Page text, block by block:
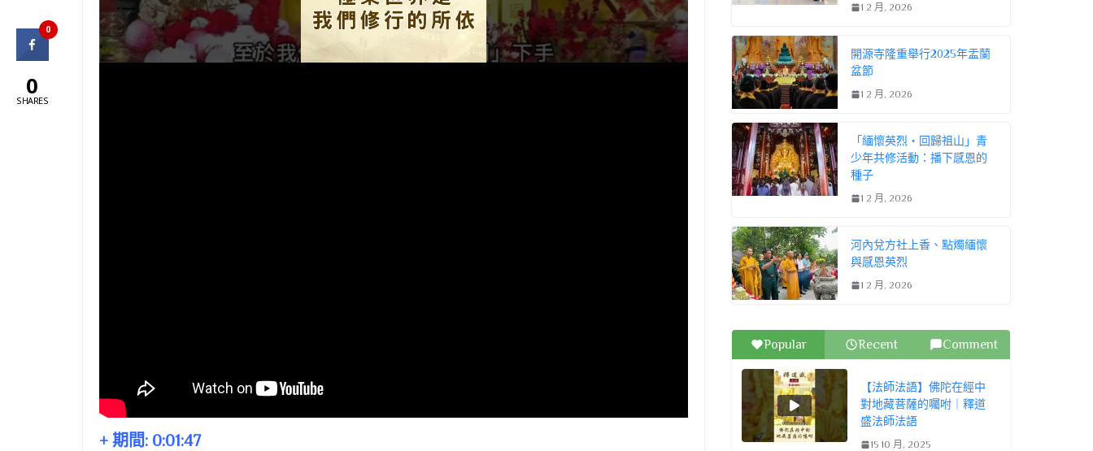
+ 期間: 0:01:47
1 2 月, 2026
開源寺隆重舉行2025年盂蘭
盆節
1 2 月, 2026
「緬懷英烈・回歸祖山」青
少年共修活動：播下感恩的
種子
1 2 月, 2026
河內兌方社上香、點燭緬懷
與感恩英烈
1 2 月, 2026
Popular Recent Comment
【法師法語】佛陀在經中
對地藏菩薩的囑咐｜釋道
盛法師法語
15 10 月, 2025
0
0
SHARES